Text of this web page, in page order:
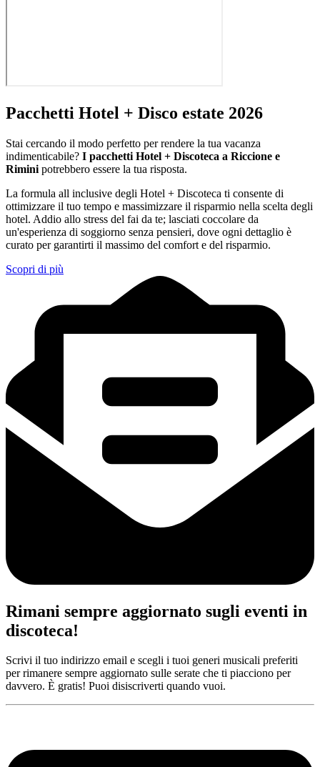
Pacchetti Hotel + Disco estate 2026
Stai cercando il modo perfetto per rendere la tua vacanza
indimenticabile? I pacchetti Hotel + Discoteca a Riccione e
Rimini potrebbero essere la tua risposta.
La formula all inclusive degli Hotel + Discoteca ti consente di
ottimizzare il tuo tempo e massimizzare il risparmio nella scelta degli
hotel. Addio allo stress del fai da te; lasciati coccolare da
un'esperienza di soggiorno senza pensieri, dove ogni dettaglio è
curato per garantirti il massimo del comfort e del risparmio.
Scopri di più
Rimani sempre aggiornato sugli eventi in
discoteca!
Scrivi il tuo indirizzo email e scegli i tuoi generi musicali preferiti
per rimanere sempre aggiornato sulle serate che ti piacciono per
davvero. È gratis! Puoi disiscriverti quando vuoi.